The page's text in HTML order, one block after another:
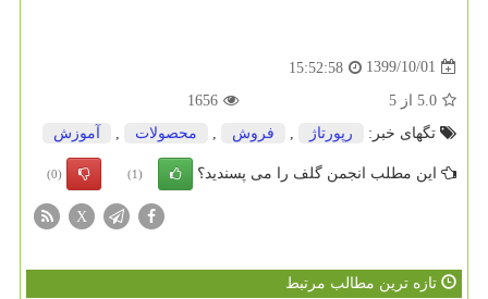
1399/10/01
15:52:58
5.0 از 5
1656
تگهای خبر:
رپورتاژ فروش محصولات آموزش
این مطلب انجمن گلف را می پسندید؟ (1)
(0)
X
تازه ترین مطالب مرتبط